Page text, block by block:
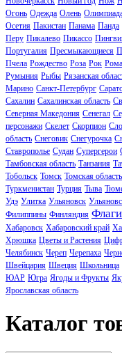
Огонь Одежда Олень
Осетия Пакистан Панама Панда
Перу Пикалево Пикассо
Португалия Пресмыкающиеся
Пчела Рождество Роза Рок
Румыния Рыбы Рязанская
Марино Санкт-Петербург
Сахалин Сахалинская область
Северная Македония Сенегал
персонажи Скелет Скорпион
область Снеговик Снегурочка
Ставрополье Судан Супергерои
Тамбовская область Танзания
Тобольск Томск Томская область
Туркменистан Турция Тыва
Удэ Улитка Ульяновск
Филиппины Финляндия Флаги
Хабаровск Хабаровский край
Хрюшка Цветы и Растения
Челябинск Череп Черепаха
Швейцария Швеция Школьница
ЮАР Югра Ягоды и Фрукты
Ярославская область
Каталог